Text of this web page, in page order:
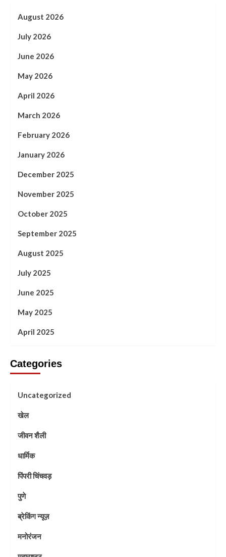
August 2026
July 2026
June 2026
May 2026
April 2026
March 2026
February 2026
January 2026
December 2025
November 2025
October 2025
September 2025
August 2025
July 2025
June 2025
May 2025
April 2025
Categories
Uncategorized
खेल
जीवन शैली
धार्मिक
पिंपरी चिंचवड़
पुणे
ब्रेकिंग न्यूज़
मनोरंजन